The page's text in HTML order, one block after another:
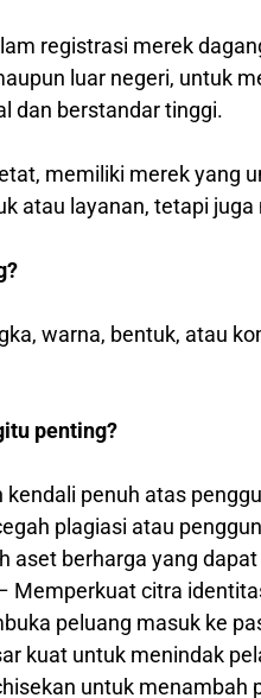
registrasi merek
luar negeri, untuk
dan berstandar tinggi.
memiliki merek yang
atau layanan, tetapi
warna, bentuk, atau
penting?
penuh atas
plagiasi atau
aset berharga yang
Memperkuat citra
peluang masuk ke
kuat untuk menindak
untuk menambah